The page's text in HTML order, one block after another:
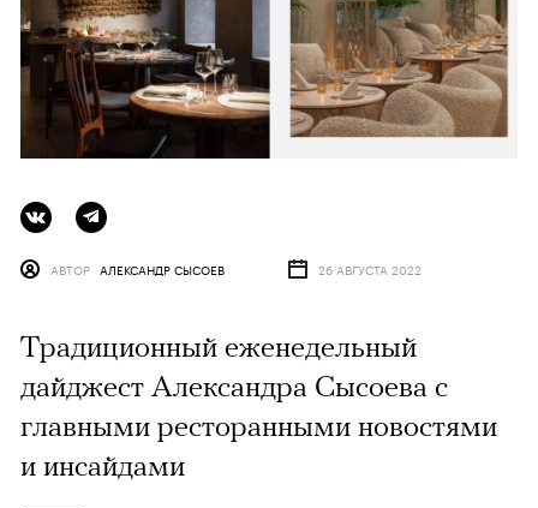
АВТОР АЛЕКСАНДР СЫСОЕВ 26 АВГУСТА 2022
Традиционный еженедельный
дайджест Александра Сысоева с
главными ресторанными новостями
и инсайдами